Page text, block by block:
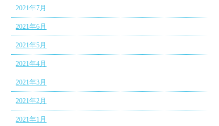
2021年7月
2021年6月
2021年5月
2021年4月
2021年3月
2021年2月
2021年1月